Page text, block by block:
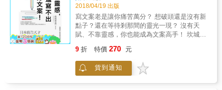
完成企劃全部包辦。 ‧獨家公開！企劃高手提供
100個創意題材。
他人一定也可以理解。 他們認為：「這麼簡單
的圖，你應該也看得懂吧？」 實際上，對方可
能是好不容易才終於弄懂了，或是需要花點時
間理解，也有可能是完全搞不懂。 但是，問題
不只有「難懂、難以傳達訊息的髒圖」。 像這
樣把髒圖擺著不管也是問題，但是擺著不管是
有原因的。 因為沒有人批評「這張圖很難
懂！」 很少人會直接跟簡報者反映「你的說明
我聽不太懂」，因為以下兩點： 第一，因為覺
者、也曾為許多趨勢書籍應邀為機構讀者導讀
與討論，在他首部個人專著中，將直接切入
「內容力」時代的真正核心──文案撰寫
（copywriting）的生死關鍵與基本功夫。 作者
者面對這個「行動內容」的兵家必爭之役：
說訊息碎片化時代來臨）之後，在文案撰寫這
個領域已經有了很大的轉變。如今大家沒有太
多的耐心，注意力更成了稀有的貨幣。於是，
企業長期經營策略企劃案、房地產投資可行性
企劃案、社團活動企劃案，新人也能快速上
手。 ．20個激發創意的方法：天天動腦、恢復
想像力、角色扮演法、相似類推法、逆思考
法、化繁為簡法、改變觀點法、聯想法、焦點
法、觸類旁通法、多面向思考法、列舉法、水
潛意識思考法、腦力激盪法、迂迴法、卡片分
類法、評估構想法，讓創意源源不絕。
2018/04/19 出版
寫文案老是讓你痛苦萬分？ 想破頭還是沒有新
點子？還在等待剎那間的靈光一現？ 沒有天
賦、不靠靈感，你也能成為文案高手！ 坎城國
椅的佐佐木圭一， 首度公開文案創作的八個方
法，徹底剖析文案寫作祕方，搭配經典案例解
說， 讓你一看就通，一學就會，立即上手寫出
9 折 特價 270 元
貨到通知